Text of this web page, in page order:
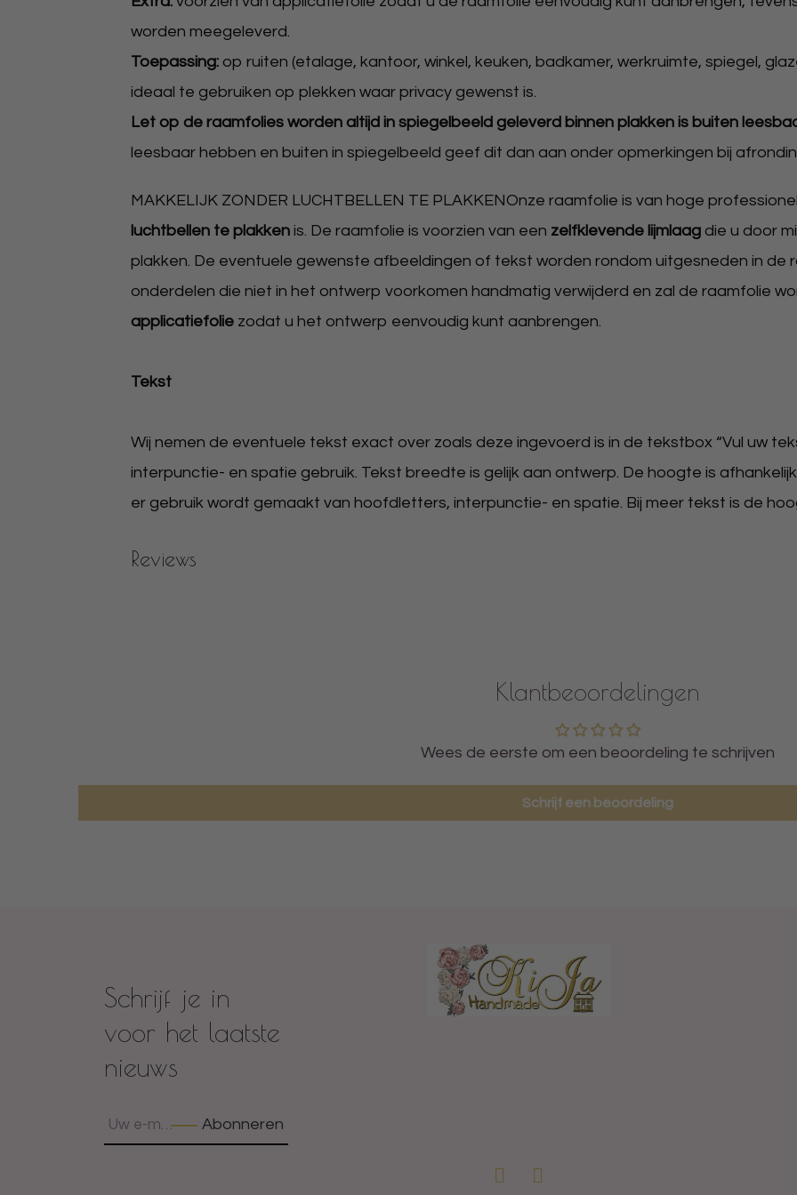
worden meegeleverd.
Toepassing: op ruiten (etalage, kantoor, winkel, keuken, badkamer, werkruimte, spiegel,
ideaal te gebruiken op plekken waar privacy gewenst is.
Let op de raamfolies worden altijd in spiegelbeeld geleverd binnen plakken is buiten
leesbaar hebben en buiten in spiegelbeeld geef dit dan aan onder opmerkingen bij
MAKKELIJK ZONDER LUCHTBELLEN TE PLAKKENOnze raamfolie is van hoge
luchtbellen te plakken is. De raamfolie is voorzien van een zelfklevende lijmlaag die u door
plakken. De eventuele gewenste afbeeldingen of tekst worden rondom uitgesneden in de
onderdelen die niet in het ontwerp voorkomen handmatig verwijderd en zal de raamfolie
applicatiefolie zodat u het ontwerp eenvoudig kunt aanbrengen.
Tekst
Wij nemen de eventuele tekst exact over zoals deze ingevoerd is in de tekstbox “Vul uw
interpunctie- en spatie gebruik. Tekst breedte is gelijk aan ontwerp. De hoogte is
er gebruik wordt gemaakt van hoofdletters, interpunctie- en spatie. Bij meer tekst is de
Reviews
Klantbeoordelingen
Wees de eerste om een beoordeling te schrijven
Schrijf een beoordeling
Schrijf je in
voor het laatste
nieuws
Abonneren